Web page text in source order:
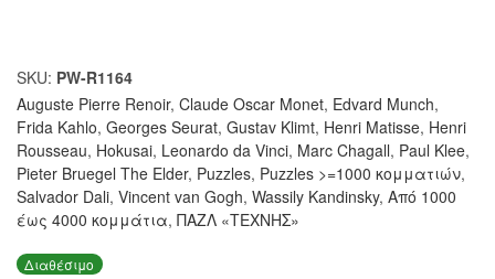
SKU: PW-R1164
Auguste Pierre Renoir, Claude Oscar Monet, Edvard Munch,
Frida Kahlo, Georges Seurat, Gustav Klimt, Henri Matisse, Henri
Rousseau, Hokusai, Leonardo da Vinci, Marc Chagall, Paul Klee,
Pieter Bruegel The Elder, Puzzles, Puzzles >=1000 κομματιών,
Salvador Dali, Vincent van Gogh, Wassily Kandinsky, Από 1000
έως 4000 κομμάτια, ΠΑΖΛ «ΤΕΧΝΗΣ»
Διαθέσιμο